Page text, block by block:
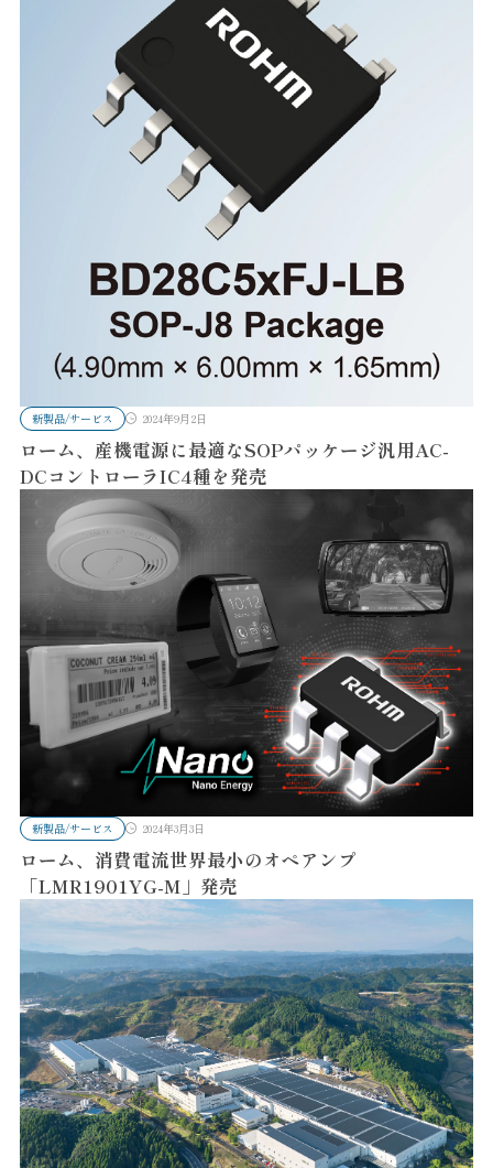
新製品/サービス 2024年9月2日
ローム、産機電源に最適なSOPパッケージ汎用AC-
DCコントローラIC4種を発売
新製品/サービス 2024年3月3日
ローム、消費電流世界最小のオペアンプ
「LMR1901YG-M」発売